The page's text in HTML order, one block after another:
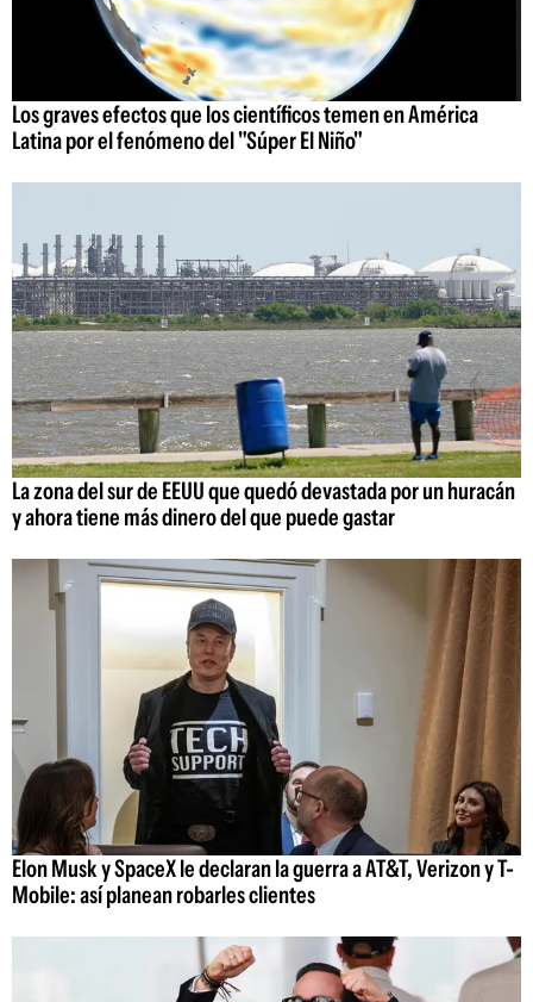
Los graves efectos que los científicos temen en América
Latina por el fenómeno del "Súper El Niño"
La zona del sur de EEUU que quedó devastada por un huracán
y ahora tiene más dinero del que puede gastar
Elon Musk y SpaceX le declaran la guerra a AT&T, Verizon y T-
Mobile: así planean robarles clientes